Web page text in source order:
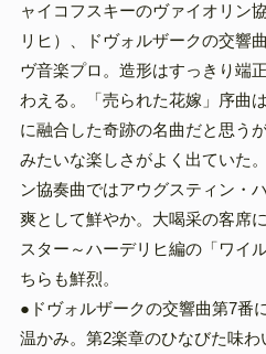
ャイコフスキーのヴァイオリン
リヒ）、ドヴォルザークの交響
ヴ音楽プロ。造形はすっきり端
わえる。「売られた花嫁」序曲
に融合した奇跡の名曲だと思う
みたいな楽しさがよく出ていた
ン協奏曲ではアウグスティン・
爽として鮮やか。大喝采の客席
スター～ハーデリヒ編の「ワイ
ちらも鮮烈。
●ドヴォルザークの交響曲第7番
温かみ。第2楽章のひなびた味